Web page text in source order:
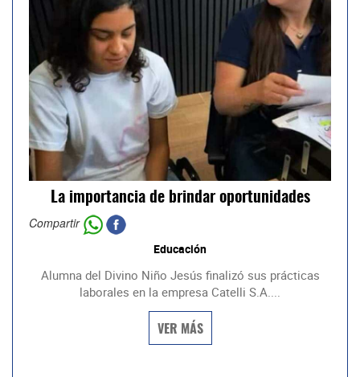
La importancia de brindar oportunidades
Compartir
Educación
Alumna del Divino Niño Jesús finalizó sus prácticas
laborales en la empresa Catelli S.A....
VER MÁS